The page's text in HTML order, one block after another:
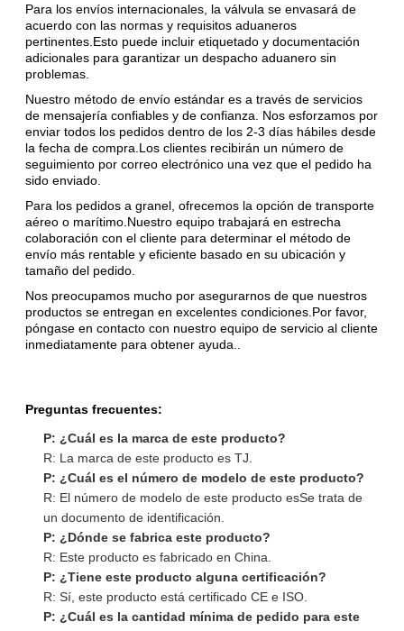
Para los envíos internacionales, la válvula se envasará de
acuerdo con las normas y requisitos aduaneros
pertinentes.Esto puede incluir etiquetado y documentación
adicionales para garantizar un despacho aduanero sin
problemas.
Nuestro método de envío estándar es a través de servicios
de mensajería confiables y de confianza. Nos esforzamos por
enviar todos los pedidos dentro de los 2-3 días hábiles desde
la fecha de compra.Los clientes recibirán un número de
seguimiento por correo electrónico una vez que el pedido ha
sido enviado.
Para los pedidos a granel, ofrecemos la opción de transporte
aéreo o marítimo.Nuestro equipo trabajará en estrecha
colaboración con el cliente para determinar el método de
envío más rentable y eficiente basado en su ubicación y
tamaño del pedido.
Nos preocupamos mucho por asegurarnos de que nuestros
productos se entregan en excelentes condiciones.Por favor,
póngase en contacto con nuestro equipo de servicio al cliente
inmediatamente para obtener ayuda..
Preguntas frecuentes:
P: ¿Cuál es la marca de este producto?
R: La marca de este producto es TJ.
P: ¿Cuál es el número de modelo de este producto?
R: El número de modelo de este producto esSe trata de
un documento de identificación.
P: ¿Dónde se fabrica este producto?
R: Este producto es fabricado en China.
P: ¿Tiene este producto alguna certificación?
R: Sí, este producto está certificado CE e ISO.
P: ¿Cuál es la cantidad mínima de pedido para este